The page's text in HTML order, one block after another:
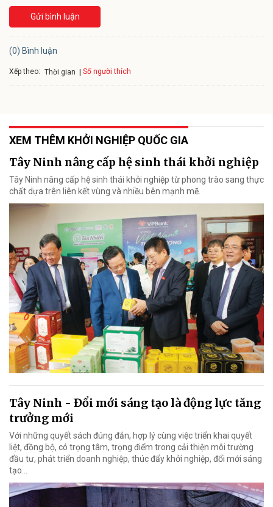
Gửi bình luận
(0) Bình luận
Xếp theo: Thời gian Số người thích
XEM THÊM KHỞI NGHIỆP QUỐC GIA
Tây Ninh nâng cấp hệ sinh thái khởi nghiệp
Tây Ninh nâng cấp hệ sinh thái khởi nghiệp từ phong trào sang thực
chất dựa trên liên kết vùng và nhiều bên mạnh mẽ.
Tây Ninh - Đổi mới sáng tạo là động lực tăng
trưởng mới
Với những quyết sách đúng đắn, hợp lý cùng việc triển khai quyết
liệt, đồng bộ, có trọng tâm, trọng điểm trong cải thiện môi trường
đầu tư, phát triển doanh nghiệp, thúc đẩy khởi nghiệp, đổi mới sáng
tạo…